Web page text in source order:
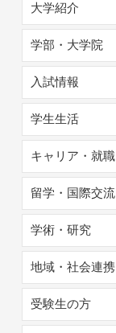
大学紹介
学部・大学院
入試情報
学生生活
キャリア・就職
留学・国際交流
学術・研究
地域・社会連携
受験生の方